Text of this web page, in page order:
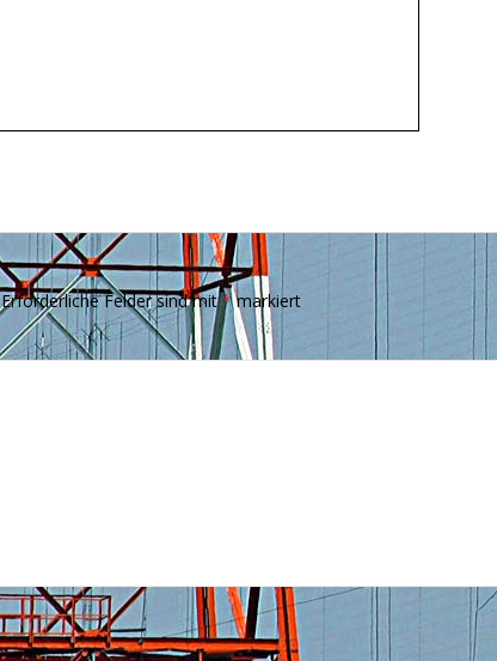
Erforderliche Felder sind mit*markiert